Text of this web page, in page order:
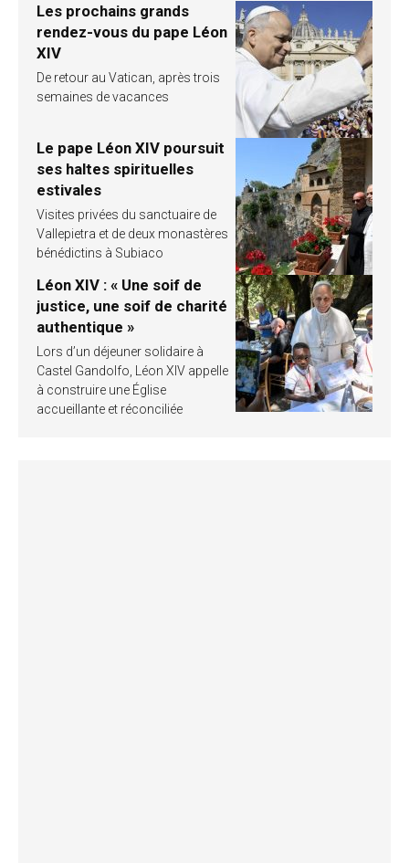
Les prochains grands
rendez-vous du pape Léon
XIV
De retour au Vatican, après trois
semaines de vacances
Le pape Léon XIV poursuit
ses haltes spirituelles
estivales
Visites privées du sanctuaire de
Vallepietra et de deux monastères
bénédictins à Subiaco
Léon XIV : « Une soif de
justice, une soif de charité
authentique »
Lors d’un déjeuner solidaire à
Castel Gandolfo, Léon XIV appelle
à construire une Église
accueillante et réconciliée